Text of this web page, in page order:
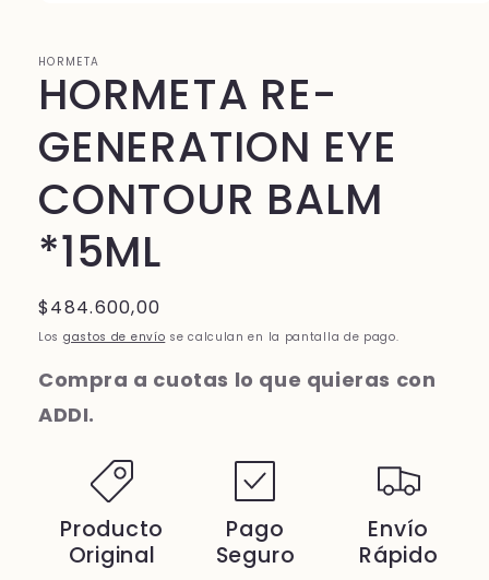
1
una
ventana
HORMETA
HORMETA RE-
GENERATION EYE
CONTOUR BALM
*15ML
Precio
habitual
$484.600,00
Los gastos de envío se calculan en la pantalla de pago.
Compra a cuotas lo que quieras con
ADDI.
Producto
Original
Pago
Seguro
Envío
Rápido